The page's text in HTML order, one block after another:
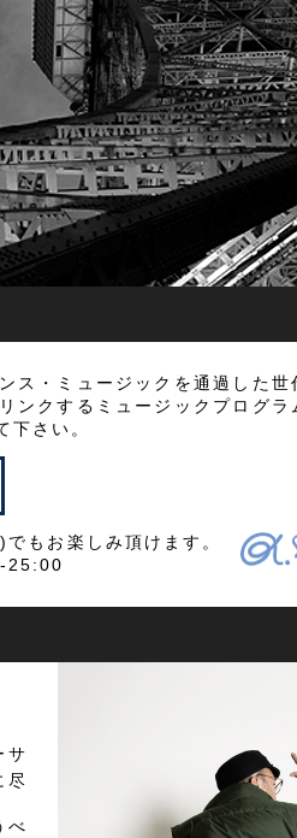
ス・ミュージックを通過した世
ンクするミュージックプログラ
下さい。
)でもお楽しみ頂けます。
25:00
サ
尽
べ